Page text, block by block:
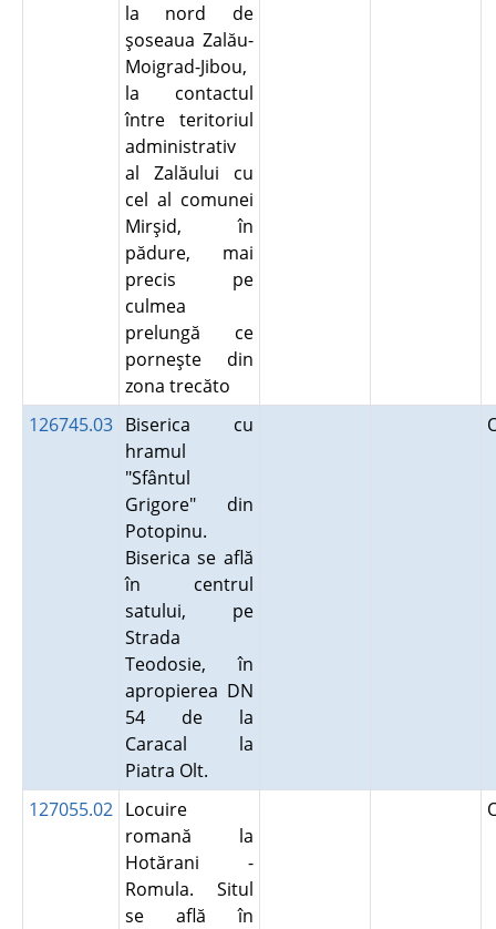
la nord de
şoseaua Zalău-
Moigrad-Jibou,
la contactul
între teritoriul
administrativ
al Zalăului cu
cel al comunei
Mirşid, în
pădure, mai
precis pe
culmea
prelungă ce
porneşte din
zona trecăto
126745.03 Biserica cu
hramul
"Sfântul
Grigore" din
Potopinu.
Biserica se află
în centrul
satului, pe
Strada
Teodosie, în
apropierea DN
54 de la
Caracal la
Piatra Olt.
127055.02 Locuire
romană la
Hotărani -
Romula. Situl
se află în